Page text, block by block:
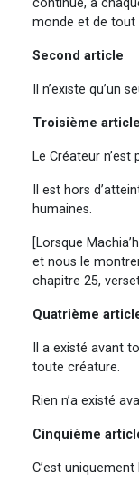
continue, à
monde et de tout
Second article
Il n’existe qu’un
Troisième article
Le Créateur n’est
Il est hors
humaines.
[Lorsque
et nous le
chapitre 25,
Quatrième
Il a existé avant
toute créature.
Rien n’a existé
Cinquième
C’est